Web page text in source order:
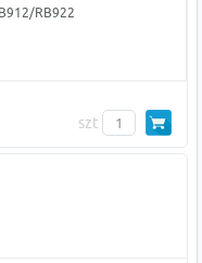
RB922
szt